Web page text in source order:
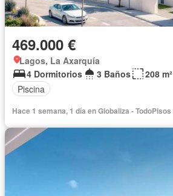
469.000 €
Lagos, La Axarquía
4 Dormitorios
3 Baños
208 m²
Piscina
Hace 1 semana, 1 día en Globaliza - TodoPisos